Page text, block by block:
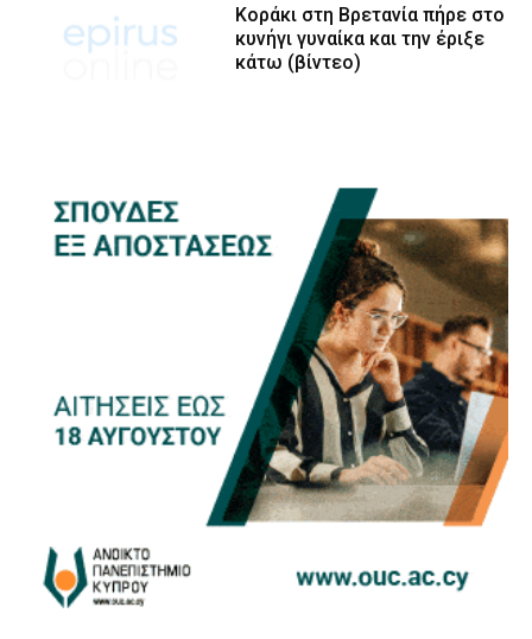
Κοράκι στη Βρετανία πήρε στο
κυνήγι γυναίκα και την έριξε
κάτω (βίντεο)